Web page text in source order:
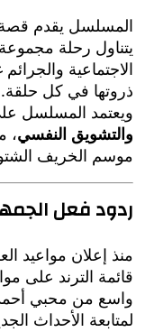
يقدم قصة مثيرة
رحلة مجموعة من
والجرائم غير
في كل حلقة.
المسلسل على
النفسي ، ما
الشتوي 2025.
فعل الجمهور
مواعيد
الترند على مواقع
من محبي أحمد
الأحداث الجديدة